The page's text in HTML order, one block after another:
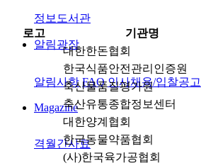
정보도서관
알림광장
알림사항 FAQ 인사채용/입찰공고
Magazine
격월간사료
로고
기관명
대한한돈협회
한국식품안전관리인증원
축산물품질평가원
축산유통종합정보센터
대한양계협회
한국동물약품협회
(사)한국육가공협회